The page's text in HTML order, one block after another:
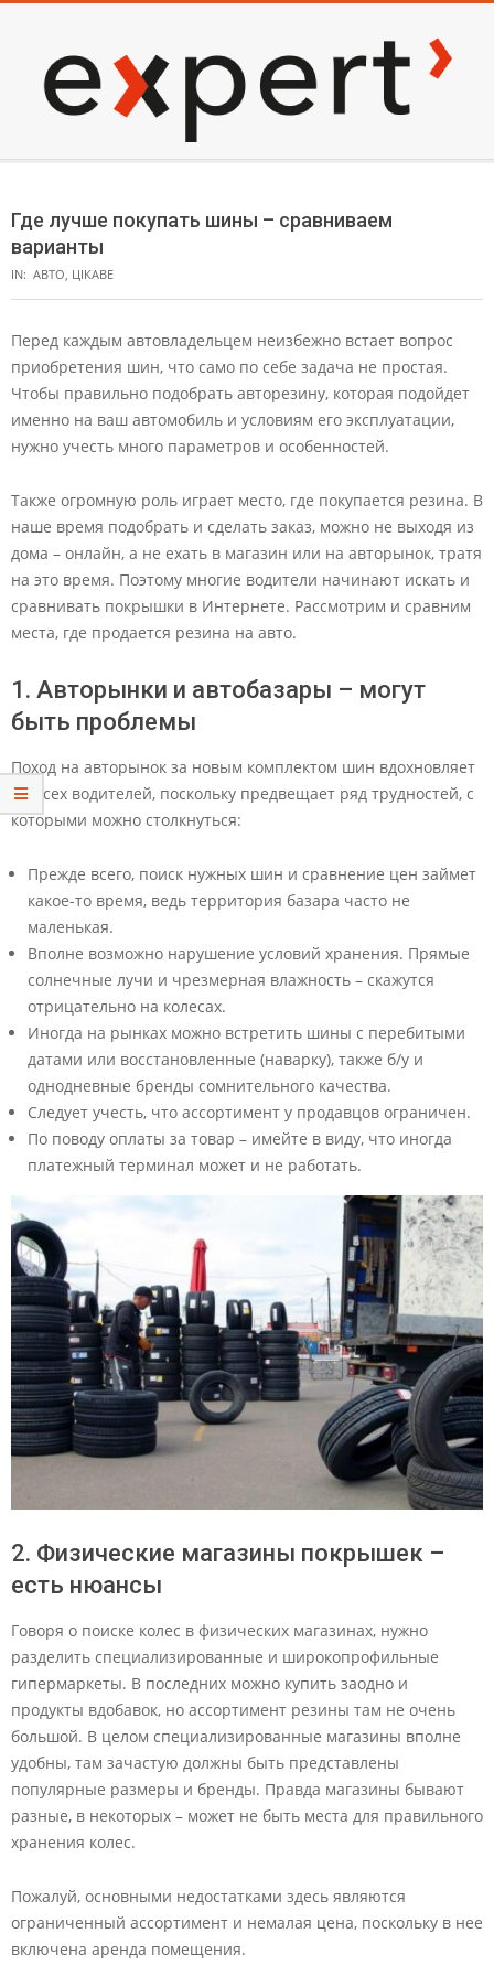
content
EXPERT
Menu
Где лучше покупать шины – сравниваем
варианты
IN: АВТО, ЦІКАВЕ
Перед каждым автовладельцем неизбежно встает вопрос
приобретения шин, что само по себе задача не простая.
Чтобы правильно подобрать авторезину, которая подойдет
именно на ваш автомобиль и условиям его эксплуатации,
нужно учесть много параметров и особенностей.
Также огромную роль играет место, где покупается резина. В
наше время подобрать и сделать заказ, можно не выходя из
дома – онлайн, а не ехать в магазин или на авторынок, тратя
на это время. Поэтому многие водители начинают искать и
сравнивать покрышки в Интернете. Рассмотрим и сравним
места, где продается резина на авто.
1. Авторынки и автобазары – могут
быть проблемы
Поход на авторынок за новым комплектом шин вдохновляет
не всех водителей, поскольку предвещает ряд трудностей, с
которыми можно столкнуться:
Прежде всего, поиск нужных шин и сравнение цен займет
какое-то время, ведь территория базара часто не
маленькая.
Вполне возможно нарушение условий хранения. Прямые
солнечные лучи и чрезмерная влажность – скажутся
отрицательно на колесах.
Иногда на рынках можно встретить шины с перебитыми
датами или восстановленные (наварку), также б/у и
однодневные бренды сомнительного качества.
Следует учесть, что ассортимент у продавцов ограничен.
По поводу оплаты за товар – имейте в виду, что иногда
платежный терминал может и не работать.
2. Физические магазины покрышек –
есть нюансы
Говоря о поиске колес в физических магазинах, нужно
разделить специализированные и широкопрофильные
гипермаркеты. В последних можно купить заодно и
продукты вдобавок, но ассортимент резины там не очень
большой. В целом специализированные магазины вполне
удобны, там зачастую должны быть представлены
популярные размеры и бренды. Правда магазины бывают
разные, в некоторых – может не быть места для правильного
хранения колес.
Пожалуй, основными недостатками здесь являются
ограниченный ассортимент и немалая цена, поскольку в нее
включена аренда помещения.